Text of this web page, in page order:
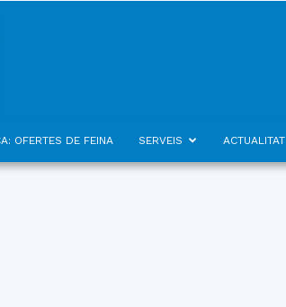
OFERTES DE FEINA SERVEIS ACTUALITAT